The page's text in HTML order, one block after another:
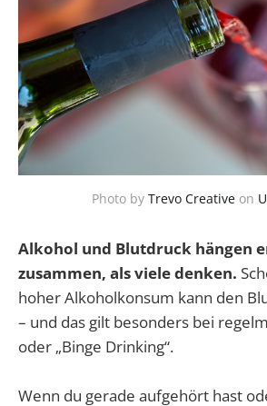
Photo by Trevo Creative on
Alkohol und Blutdruck hängen
zusammen, als viele denken.
hoher Alkoholkonsum kann den
– und das gilt besonders bei
oder „Binge Drinking“.
Wenn du gerade aufgehört hast